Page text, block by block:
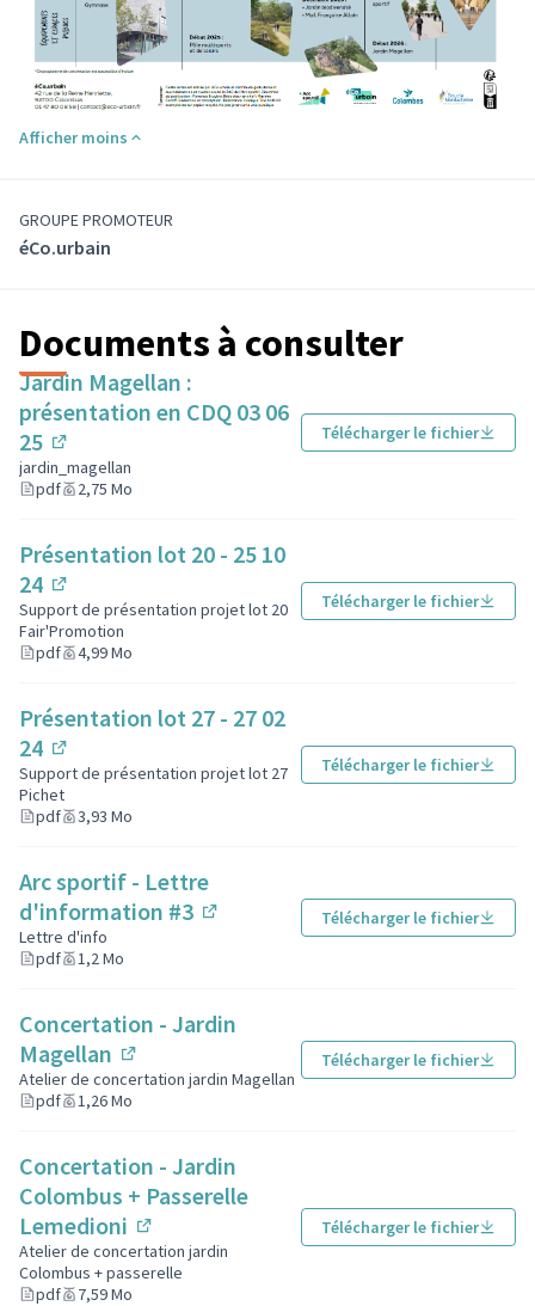
Afficher moins
GROUPE PROMOTEUR
éCo.urbain
Documents à consulter
Jardin Magellan :
présentation en CDQ 03 06
25
(Lien externe)
jardin_magellan
pdf
2,75 Mo
Télécharger le fichier
Présentation lot 20 - 25 10
24
(Lien externe)
Support de présentation projet lot 20
Fair'Promotion
pdf
4,99 Mo
Télécharger le fichier
Présentation lot 27 - 27 02
24
(Lien externe)
Support de présentation projet lot 27
Pichet
pdf
3,93 Mo
Télécharger le fichier
Arc sportif - Lettre
d'information #3
(Lien externe)
Lettre d'info
pdf
1,2 Mo
Télécharger le fichier
Concertation - Jardin
Magellan
(Lien externe)
Atelier de concertation jardin Magellan
pdf
1,26 Mo
Télécharger le fichier
Concertation - Jardin
Colombus + Passerelle
Lemedioni
(Lien externe)
Atelier de concertation jardin
Colombus + passerelle
pdf
7,59 Mo
Télécharger le fichier